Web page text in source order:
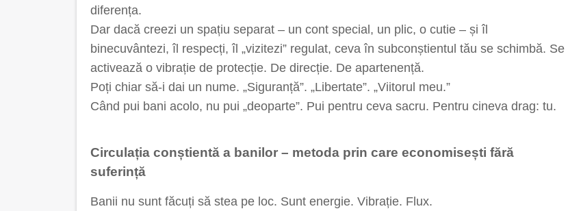
diferența.
Dar dacă creezi un spațiu separat – un cont special, un plic, o cutie – și îl
binecuvântezi, îl respecți, îl „vizitezi” regulat, ceva în subconștientul tău se schimbă. Se
activează o vibrație de protecție. De direcție. De apartenență.
Poți chiar să-i dai un nume. „Siguranță”. „Libertate”. „Viitorul meu.”
Când pui bani acolo, nu pui „deoparte”. Pui pentru ceva sacru. Pentru cineva drag: tu.
Circulația conștientă a banilor – metoda prin care economisești fără
suferință
Banii nu sunt făcuți să stea pe loc. Sunt energie. Vibrație. Flux.